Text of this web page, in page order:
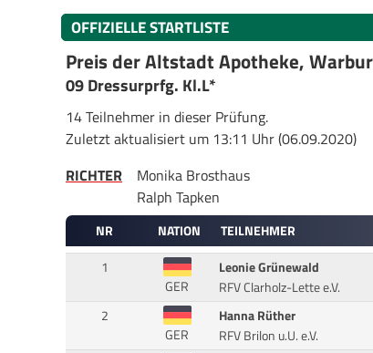
OFFIZIELLE STARTLISTE
Preis der Altstadt Apotheke,
09 Dressurprfg. Kl.L*
14 Teilnehmer in dieser Prüfung.
Zuletzt aktualisiert um 13:11 Uhr (06.09.2020)
RICHTER
Monika Brosthaus
Ralph Tapken
NR NATION TEILNEHMER
1
GER
Leonie Grünewald
RFV Clarholz-Lette e.V.
2
GER
Hanna Rüther
RFV Brilon u.U. e.V.